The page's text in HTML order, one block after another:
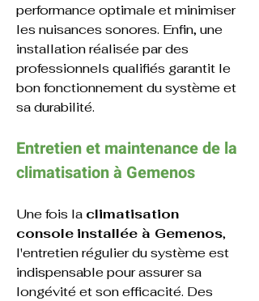
performance optimale et minimiser
les nuisances sonores. Enfin, une
installation réalisée par des
professionnels qualifiés garantit le
bon fonctionnement du système et
sa durabilité.
Entretien et maintenance de la
climatisation à Gemenos
Une fois la climatisation
console installée à Gemenos,
l'entretien régulier du système est
indispensable pour assurer sa
longévité et son efficacité. Des